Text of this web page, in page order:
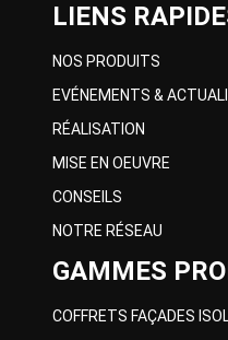
LIENS
NOS PRODUITS
EVÉNEMENTS &
RÉALISATION
MISE EN OEUVRE
CONSEILS
NOTRE RÉSEAU
GAMMES
COFFRETS FAÇADES